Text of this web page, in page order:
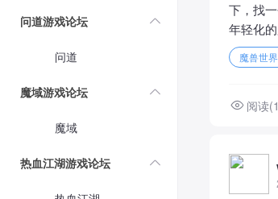
问道游戏论坛
问道
魔域游戏论坛
魔域
热血江湖游戏论坛
下，找
年轻化
魔兽世
阅读